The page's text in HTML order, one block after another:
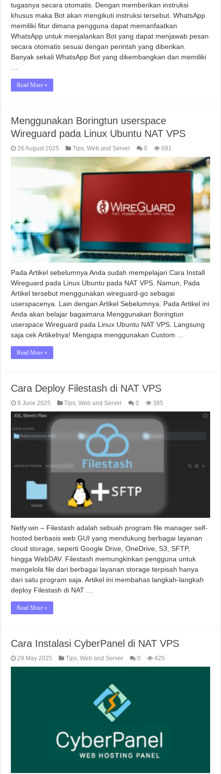
tugasnya secara otomatis. Dengan memberikan instruksi
khusus maka Bot akan mengikuti instruksi tersebut. WhatsApp
memiliki fitur dimana pengguna dapat memanfaatkan
WhatsApp untuk menjalankan Bot yang dapat menjawab pesan
secara otomatis sesuai dengan perintah yang diberikan.
Banyak sekali WhatsApp Bot yang dikembangkan dan memiliki
Read More »
Menggunakan Boringtun userspace
Wireguard pada Linux Ubuntu NAT VPS
26 August 2025 Tips ,Web and Server 0 691
Pada Artikel sebelumnya Anda sudah mempelajari Cara Install
Wireguard pada Linux Ubuntu pada NAT VPS. Namun, Pada
Artikel tersebut menggunakan wireguard-go sebagai
userspacenya. Lain dengan Artikel Sebelumnya. Pada Artikel ini
Anda akan belajar bagaimana Menggunakan Boringtun
userspace Wireguard pada Linux Ubuntu NAT VPS. Langsung
saja cek Artikelnya! Mengapa menggunakan Custom …
Read More »
Cara Deploy Filestash di NAT VPS
9 June 2025 Tips,Web and Server 0 385
Netly.win – Filestash adalah sebuah program file manager self-
hosted berbasis web GUI yang mendukung berbagai layanan
cloud storage, seperti Google Drive, OneDrive, S3, SFTP,
hingga WebDAV. Filestash memungkinkan pengguna untuk
mengelola file dari berbagai layanan storage terpisah hanya
dari satu program saja. Artikel ini membahas langkah-langkah
deploy Filestash di NAT …
Read More »
Cara Instalasi CyberPanel di NAT VPS
29 May 2025 Tips,Web and Server 0 425